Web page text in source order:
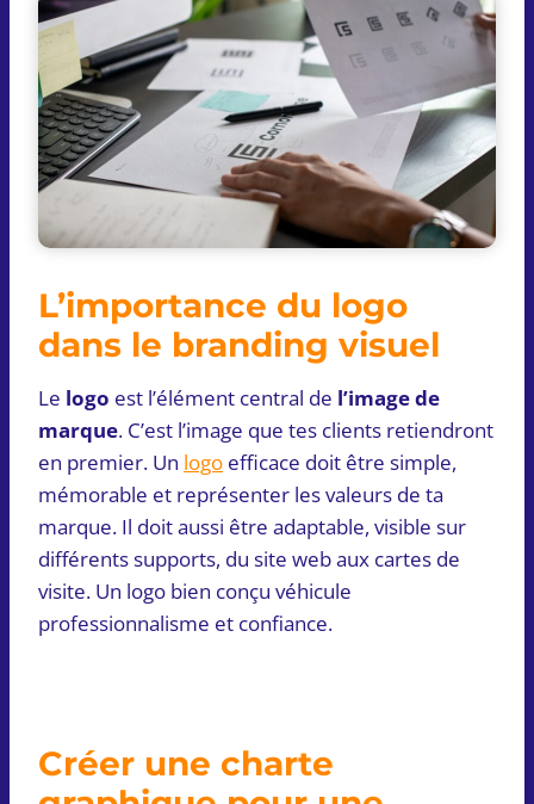
L’importance du logo
dans le branding visuel
Le logo est l’élément central de l’image de
marque. C’est l’image que tes clients retiendront
en premier. Un logo efficace doit être simple,
mémorable et représenter les valeurs de ta
marque. Il doit aussi être adaptable, visible sur
différents supports, du site web aux cartes de
visite. Un logo bien conçu véhicule
professionnalisme et confiance.
Créer une charte